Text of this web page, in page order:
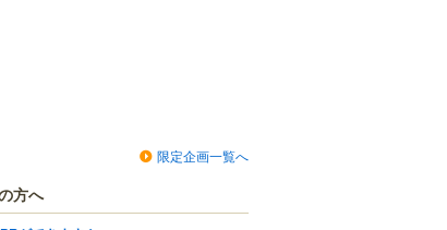
限定企画一覧へ
方へ